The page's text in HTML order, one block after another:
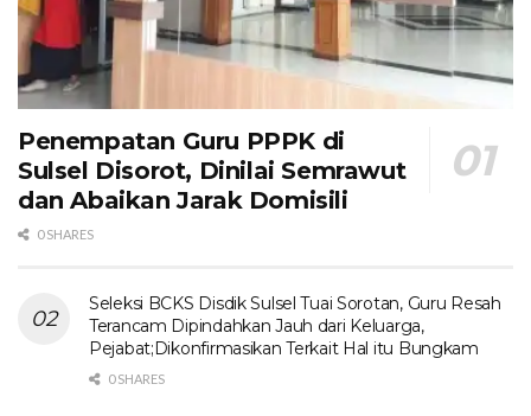
Penempatan Guru PPPK di
Sulsel Disorot, Dinilai Semrawut
dan Abaikan Jarak Domisili
0 SHARES
Seleksi BCKS Disdik Sulsel Tuai Sorotan, Guru Resah
Terancam Dipindahkan Jauh dari Keluarga,
Pejabat;Dikonfirmasikan Terkait Hal itu Bungkam
0 SHARES